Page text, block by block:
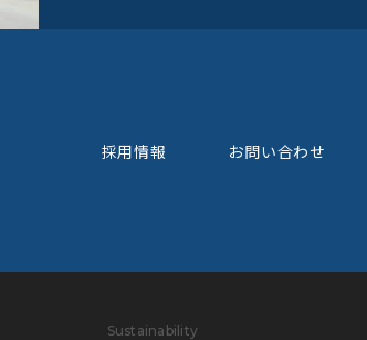
採用情報 お問い合わせ
Sustainability